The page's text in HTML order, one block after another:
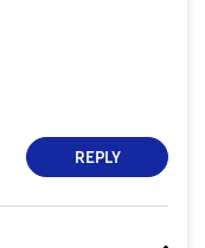
REPLY